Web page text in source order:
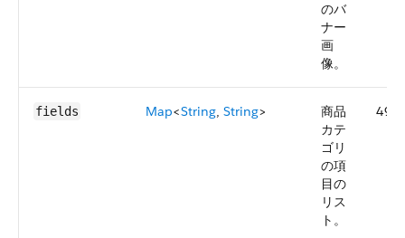
のバ
ナー
画
像。
fields Map<String, String>
商品
カテ
ゴリ
の項
目の
リス
ト。
49.0